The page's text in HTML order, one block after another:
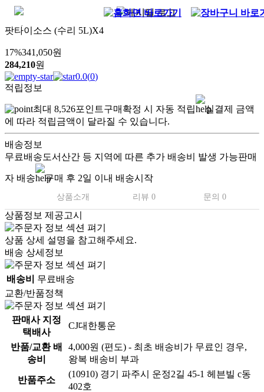
팟타이소스 (수리 5L)X4
17%341,050원
284,210원
0.0(0)
적립정보
최대 8,526포인트구매확정 시 자동 적립
실결제 금액
에 따라 적립금액이 달라질 수 있습니다.
배송정보
무료배송도서산간 등 지역에 따른 추가 배송비 발생 가능판매
자 배송 구매 후 2일 이내 배송시작
상품소개 리뷰 0 문의 0
상품정보 제공고시
상품 상세 설명을 참고해주세요.
배송 상세정보
배송비
무료배송
교환/반품정책
판매사 지정
택배사
CJ대한통운
반품/교환 배
송비
4,000원 (편도) - 최초 배송비가 무료인 경우,
왕복 배송비 부과
반품주소
(10910) 경기 파주시 운정2길 45-1 헤븐빌 c동
402호